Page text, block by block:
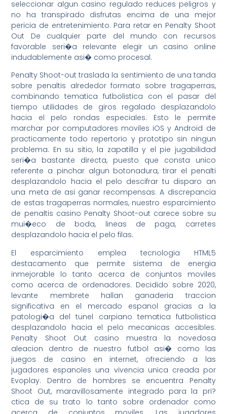
seleccionar algun casino regulado reduces peligros y
no ha transpirado disfrutas encima de una mejor
pericia de entretenimiento. Para retar en Penalty Shoot
Out De cualquier parte del mundo con recursos
favorable seri�a relevante elegir un casino online
indudablemente asi� como procesal.
Penalty Shoot-out traslada la sentimiento de una tanda
sobre penaltis alrededor formato sobre tragaperras,
combinando tematica futbolistica con el pasar del
tiempo utilidades de giros regalado desplazandolo
hacia el pelo rondas especiales. Esto le permite
marchar por computadores moviles iOS y Android de
practicamente todo repertorio y prototipo sin ningun
problema. En su sitio, la zapatilla y el pie jugabilidad
seri�a bastante directa, puesto que consta unico
referente a pinchar algun botonadura, tirar el penalti
desplazandolo hacia el pelo descifrar tu disparo an
una meta de asi ganar recompensas. A discrepancia
de estas tragaperras normales, nuestro esparcimiento
de penaltis casino Penalty Shoot-out carece sobre su
mui�eco de boda, lineas de paga, carretes
desplazandolo hacia el pelo filas.
El esparcimiento emplea tecnologia HTML5
destacamento que permite sistema de energia
inmejorable lo tanto acerca de conjuntos moviles
como acerca de ordenadores. Decidido sobre 2020,
levante membrete hallan ganaderia traccion
significativa en el mercado espanol gracias a la
patologi�a del tunel carpiano tematica futbolistica
desplazandolo hacia el pelo mecanicas accesibles.
Penalty Shoot Out casino muestra la novedosa
aleacion dentro de nuestro futbol asi� como las
juegos de casino en internet, ofreciendo a las
jugadores espanoles una vivencia unica creada por
Evoplay. Dentro de hombres se encuentra Penalty
Shoot Out, maravillosamente integrado para la pri?
ctica de su trato lo tanto sobre ordenador como